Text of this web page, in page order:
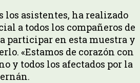
los asistentes, ha realizado
a todos los compañeros de
participar en esta muestra y
«Estamos de corazón con
y todos los afectados por la